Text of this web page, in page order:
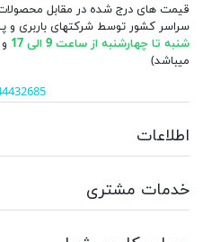
قیمت های درج شده در مقابل
سراسر کشور توسط شرکتهای باربری و
شنبه تا چهارشنبه از ساعت 9 الی 17
میباشد)
اطلاعات
خدمات مشتری